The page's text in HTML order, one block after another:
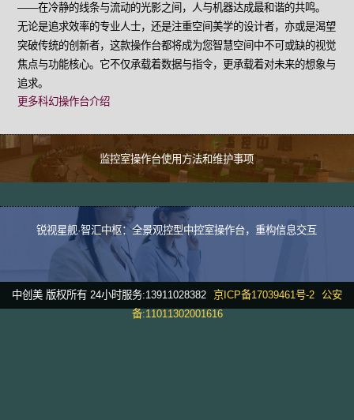
——在冷静的线条与流动的光影之间，人与机器达成最和谐的共鸣。
无论是追求效率的专业人士，还是注重空间美学的设计者，亦或是渴望
突破传统的创新者，这款操作台都将成为您智慧空间中不可或缺的视觉
焦点与功能核心。它不仅承载着数据与指令，更承载着对未来的想象与
追求。
更多科幻操作台介绍
监控室操作台使用方法和维护事项
锐视星舰·智汇中枢：全景观控型中控室操作台，重构信息交互
中创美 版权所有 24小时服务:13911028382 京ICP备17039461号-2
公安
备:11011302001616